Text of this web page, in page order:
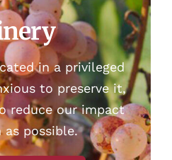
in a privileged
to preserve it,
reduce our impact
as possible.